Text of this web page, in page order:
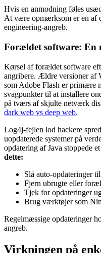
Hvis en anmodning føles
At være opmærksom er en af
engineering-angreb.
Forældet software: En
Kørsel af forældet software
angribere. Ældre versioner af
som Adobe Flash er primære
svagpunkter til at installere
på tværs af skjulte netværk
dark web vs deep web.
Log4j-fejlen lod hackere
uopdaterede systemer på
opdatering af Java stoppede
dette:
Slå auto-opdateringer
Fjern ubrugte eller
Tjek for opdateringer
Brug værktøjer som
Regelmæssige opdateringer
angreb.
Virkningen på